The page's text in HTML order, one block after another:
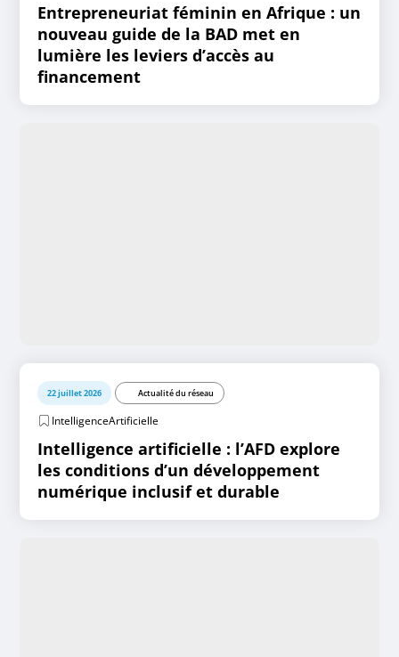
Entrepreneuriat féminin en Afrique : un
nouveau guide de la BAD met en
lumière les leviers d’accès au
financement
22 juillet 2026 Actualité du réseau
IntelligenceArtificielle
Intelligence artificielle : l’AFD explore
les conditions d’un développement
numérique inclusif et durable